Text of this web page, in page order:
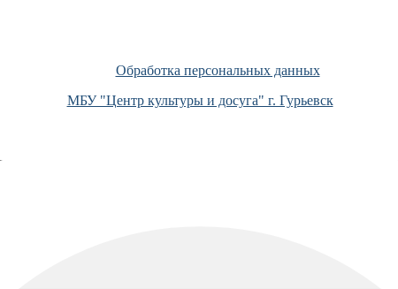
Обработка персональных данных
МБУ "Центр культуры и досуга" г. Гурьевск